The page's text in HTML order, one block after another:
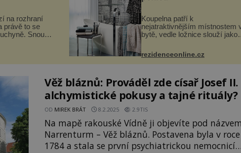
na rozhraní
právě to se
Snoubí
rozmanité a
které
Koupelna patří k
nejatraktivnějším místnostem
bytě, vedle ložnice slouží jako
Koupelnový textil – ručníky,
osušky a koberečky – mohou
jako mávnutím kouzelného
rezidenceonline.cz
Věž bláznů: Prováděl zde císař Josef II.
alchymistické pokusy a tajné rituály?
OD MIREK BRÁT 8.2.2025 2.9TIS
Na mapě rakouské Vídně ji objevíte pod názvem
Narrenturm – Věž bláznů. Postavena byla v roce
1784 a stala se první psychiatrickou nemocnicí